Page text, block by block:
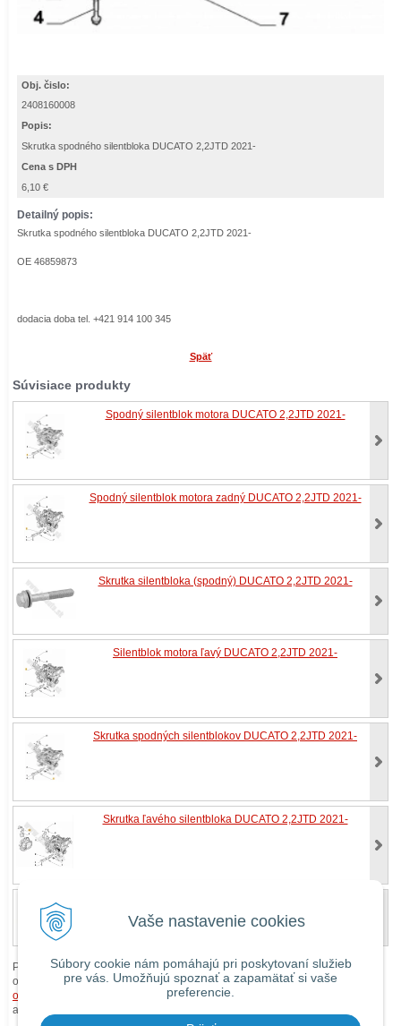
Vaše nastavenie cookies
Súbory cookie nám pomáhajú pri poskytovaní služieb
pre vás. Umožňujú spoznať a zapamätať si vaše
preferencie.
Obj. čislo:
2408160008
Popis:
Skrutka spodného silentbloka DUCATO 2,2JTD 2021-
Cena s DPH
6,10 €
Detailný popis:
Skrutka spodného silentbloka DUCATO 2,2JTD 2021-
OE 46859873
dodacia doba tel. +421 914 100 345
Späť
Súvisiace produkty
Spodný silentblok motora DUCATO 2,2JTD 2021-
Spodný silentblok motora zadný DUCATO 2,2JTD 2021-
Skrutka silentbloka (spodný) DUCATO 2,2JTD 2021-
Silentblok motora ľavý DUCATO 2,2JTD 2021-
Skrutka spodných silentblokov DUCATO 2,2JTD 2021-
Skrutka ľavého silentbloka DUCATO 2,2JTD 2021-
2,2JTD 2021- kvalita B
Pri zaslaní tovaru mimo územia Slovenskej republiky budú ku každej
objednávke prirátanénáklady na dopravu mimo územia SR podľa
obchodných podmienok
. O cene Vás budeme vopred informovať telefonicky
alebo e-mailom.